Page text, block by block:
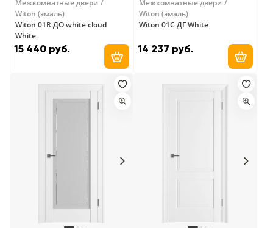
Межкомнатные двери
Witon (эмаль)
Witon 01R ДО white cloud
White
15 440 руб.
Добавить в корзину
Межкомнатные двери
Witon (эмаль)
Witon 01C ДГ White
14 237 руб.